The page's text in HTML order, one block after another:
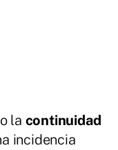
la continuidad
incidencia